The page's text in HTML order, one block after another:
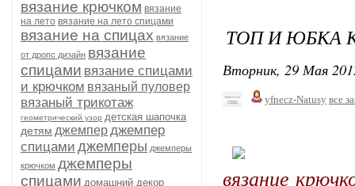
вязание крючком вязание
на лето вязание на лето спицами
вязание на спицах вязание
от дропс дизайн вязание
спицами вязание спицами
и крючком вязаный пуловер
вязаный трикотаж
геометрический узор детская шапочка
детям джемперджемпер
спицами джемперы джемперы
крючком джемперы
спицами домашний декор
ТОП И ЮБКА
Вторник, 29 Мая
yfnecz-Natusy все
вязание